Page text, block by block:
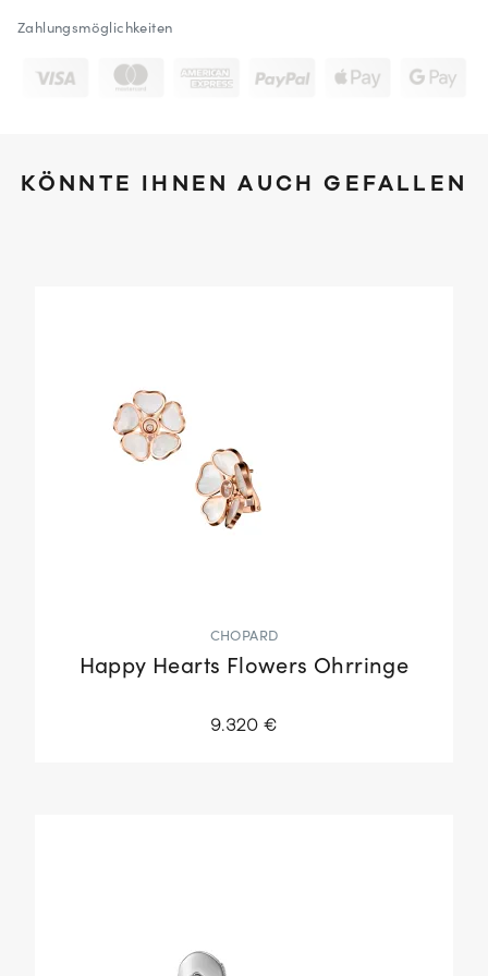
Zahlungsmöglichkeiten
KÖNNTE IHNEN AUCH GEFALLEN
CHOPARD
Happy Hearts Flowers Ohrringe
9.320 €